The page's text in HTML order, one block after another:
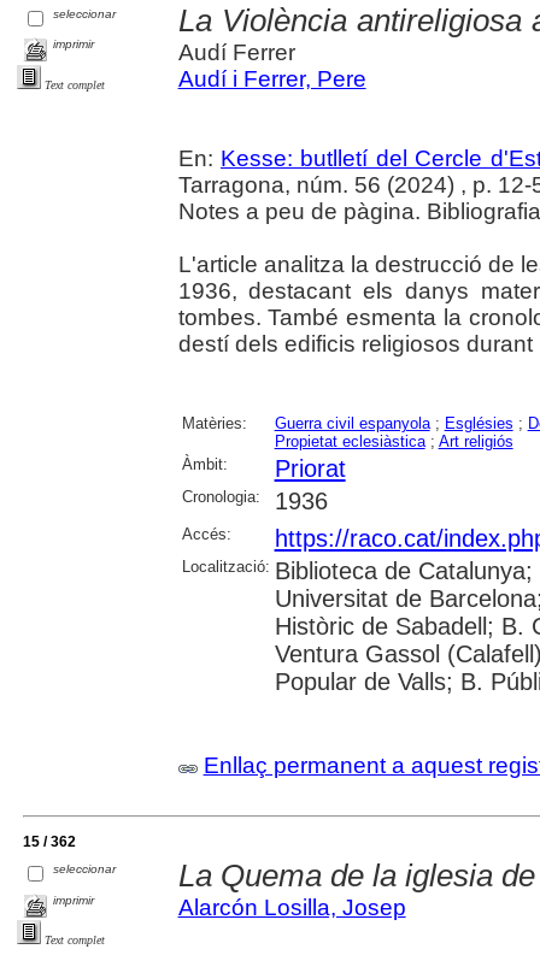
seleccionar
imprimir
Text complet
La Violència antireligiosa
Audí Ferrer
Audí i Ferrer, Pere
En: Kesse: butlletí del Cercle
Tarragona, núm. 56 (2024) , p. 12-
Notes a peu de pàgina.
L'article analitza la destrucció de
1936, destacant els danys
tombes. També esmenta la
destí dels edificis religiosos durant
Matèries: Guerra civil espanyola; Esglésies ;
Propietat eclesiàstica; Art religiós
Àmbit:
Priorat
Cronologia: 1936
Accés: https://raco.cat/
Localització: Biblioteca de
Universitat de
Històric de Sabadell; B.
Ventura Gassol
Popular de Valls; B.
Enllaç permanent a aquest
15 / 362
seleccionar
imprimir
Text complet
La Quema de la iglesia
Alarcón Losilla, Josep